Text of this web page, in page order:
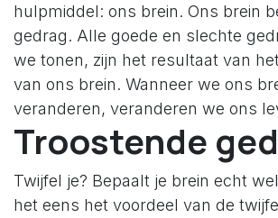
hulpmiddel: ons brein. Ons brein
gedrag. Alle goede en slechte
we tonen, zijn het resultaat van
van ons brein. Wanneer we ons
veranderen, veranderen we ons
Troostende
Twijfel je? Bepaalt je brein echt
het eens het voordeel van de